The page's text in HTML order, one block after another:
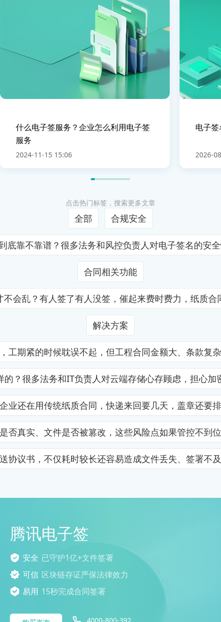
什么电子签服务？企业怎么利用电子签
服务
2024-11-15 15:06
电子
2026-
点击热门标签，搜索更多文章
全部 合规安全
靠不靠谱？很多法务和风控负责人对电子签名的
合同相关功能
会乱？有人签了有人没签，催起来费时费力，纸质
解决方案
期紧的时候耽误不起，但工程合同金额大、条款
很多法务和IT负责人对云端存储心存顾虑，担
还在用传统纸质合同，快递来回要几天，盖章还
真实、文件是否被篡改，这些风险点如果管控不
议书，不仅耗时较长还容易造成文件丢失、签署
腾讯电子签
安全 已守护1亿+文件签署
可信 区块链存证严保法律效力
易用 15秒完成合同签署